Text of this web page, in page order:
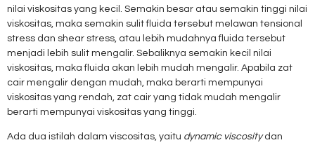
nilai viskositas yang kecil. Semakin besar atau semakin tinggi nilai
viskositas, maka semakin sulit fluida tersebut melawan tensional
stress dan shear stress, atau lebih mudahnya fluida tersebut
menjadi lebih sulit mengalir. Sebaliknya semakin kecil nilai
viskositas, maka fluida akan lebih mudah mengalir. Apabila zat
cair mengalir dengan mudah, maka berarti mempunyai
viskositas yang rendah, zat cair yang tidak mudah mengalir
berarti mempunyai viskositas yang tinggi.
Ada dua istilah dalam viscositas, yaitu dynamic viscositydan